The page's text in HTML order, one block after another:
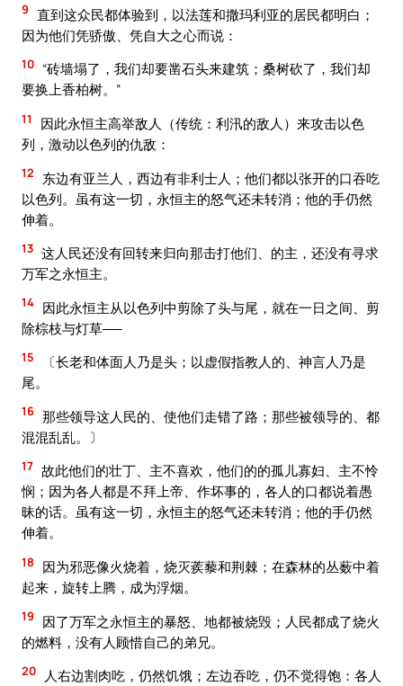
9 直到这众民都体验到，以法莲和撒玛利亚的居民都明白；
因为他们凭骄傲、凭自大之心而说：
10 “砖墙塌了，我们却要凿石头来建筑；桑树砍了，我们却
要换上香柏树。”
11
因此永恒主高举敌人（传统：利汛的敌人）来攻击以色
列，激动以色列的仇敌：
12
东边有亚兰人，西边有非利士人；他们都以张开的口吞吃
以色列。虽有这一切，永恒主的怒气还未转消；他的手仍然
伸着。
13 这人民还没有回转来归向那击打他们、的主，还没有寻求
万军之永恒主。
14 因此永恒主从以色列中剪除了头与尾，就在一日之间、剪
除棕枝与灯草──
15
〔长老和体面人乃是头；以虚假指教人的、神言人乃是
尾。
16 那些领导这人民的、使他们走错了路；那些被领导的、都
混混乱乱。〕
17 故此他们的壮丁、主不喜欢，他们的的孤儿寡妇、主不怜
悯；因为各人都是不拜上帝、作坏事的，各人的口都说着愚
昧的话。虽有这一切，永恒主的怒气还未转消；他的手仍然
伸着。
18
因为邪恶像火烧着，烧灭蒺藜和荆棘；在森林的丛薮中着
起来，旋转上腾，成为浮烟。
19
因了万军之永恒主的暴怒、地都被烧毁；人民都成了烧火
的燃料，没有人顾惜自己的弟兄。
20
人右边割肉吃，仍然饥饿；左边吞吃，仍不觉得饱：各人